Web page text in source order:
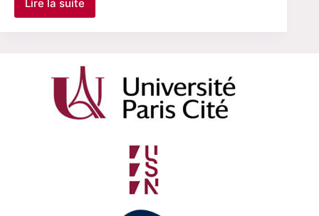
Lire la suite
le
Soutenance
de
thèse
de
Marie